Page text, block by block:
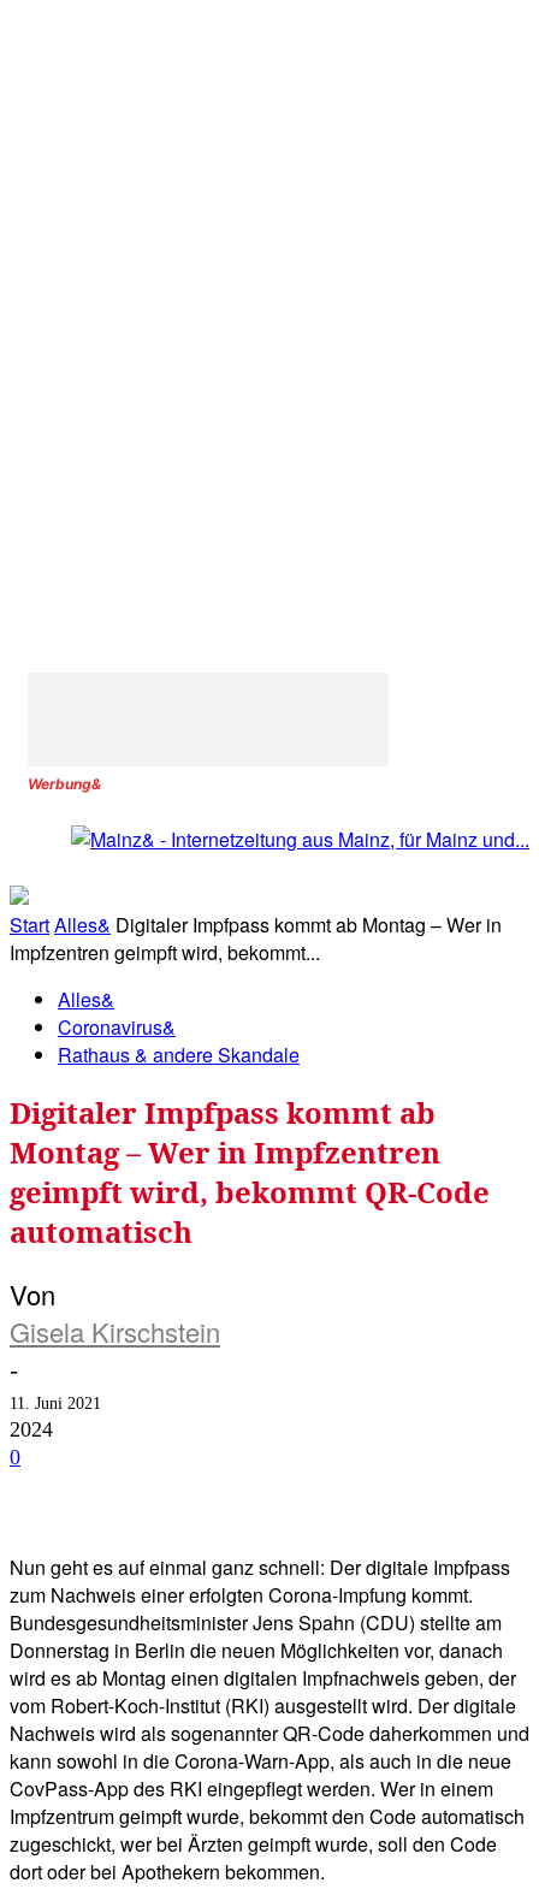
Werbung&
StartAlles& Digitaler Impfpass kommt ab Montag – Wer in
Impfzentren geimpft wird, bekommt...
Alles&
Coronavirus&
Rathaus & andere Skandale
Digitaler Impfpass kommt ab
Montag – Wer in Impfzentren
geimpft wird, bekommt QR-Code
automatisch
Von
Gisela Kirschstein
-
11. Juni 2021
2024
0
Nun geht es auf einmal ganz schnell: Der digitale Impfpass
zum Nachweis einer erfolgten Corona-Impfung kommt.
Bundesgesundheitsminister Jens Spahn (CDU) stellte am
Donnerstag in Berlin die neuen Möglichkeiten vor, danach
wird es ab Montag einen digitalen Impfnachweis geben, der
vom Robert-Koch-Institut (RKI) ausgestellt wird. Der digitale
Nachweis wird als sogenannter QR-Code daherkommen und
kann sowohl in die Corona-Warn-App, als auch in die neue
CovPass-App des RKI eingepflegt werden. Wer in einem
Impfzentrum geimpft wurde, bekommt den Code automatisch
zugeschickt, wer bei Ärzten geimpft wurde, soll den Code
dort oder bei Apothekern bekommen.